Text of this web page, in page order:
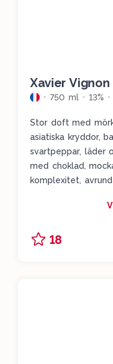
Xavier Vignon
750 ml 13%
Stor doft med
asiatiska kryddor,
svartpeppar, läder
med choklad,
komplexitet,
18